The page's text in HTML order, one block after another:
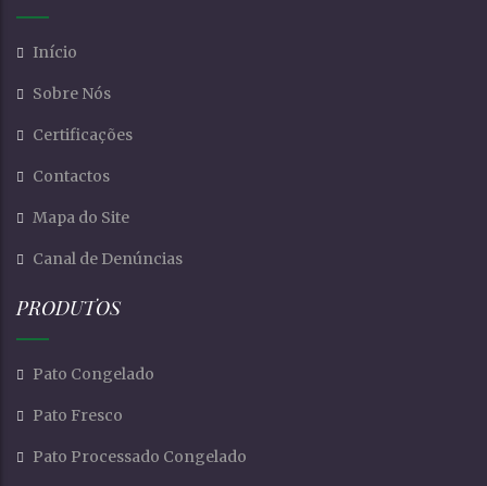
Início
Sobre Nós
Certificações
Contactos
Mapa do Site
Canal de Denúncias
PRODUTOS
Pato Congelado
Pato Fresco
Pato Processado Congelado